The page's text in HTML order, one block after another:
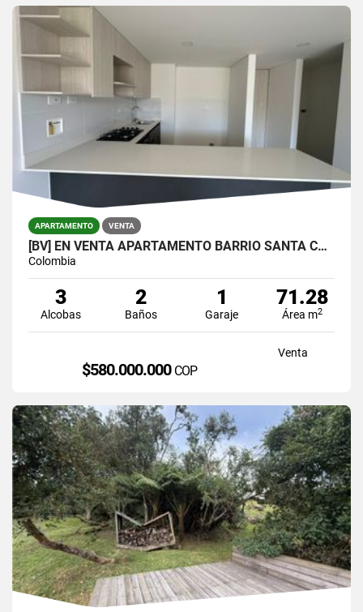
APARTAMENTO VENTA
[BV] EN VENTA APARTAMENTO BARRIO SANTA CATALINA, SURAMÉRICA, ITAGÜÍ
Colombia
3
Alcobas
2
Baños
1
Garaje
71.28
Área m2
Venta
$580.000.000 COP